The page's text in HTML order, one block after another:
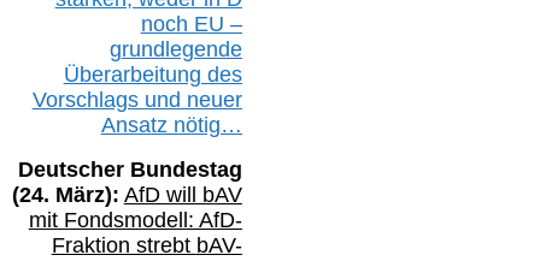
noch EU –
grundlegende
Überarbeitung des
Vorschlags und neuer
Ansatz nötig…
Deutscher Bundestag
(24. März): AfD will bAV
mit Fondsmodell: AfD-
Fraktion strebt bAV-